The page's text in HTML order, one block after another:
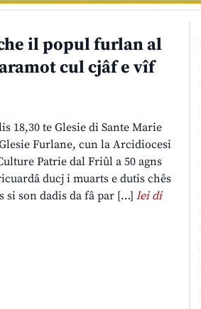
il popul furlan al
cul cjâf e vîf
18,30 te Glesie di Sante Marie
Furlane, cun la Arcidiocesi
Patrie dal Friûl a 50 agns
ducj i muarts e dutis chês
si son dadis da fâ par […] lei di